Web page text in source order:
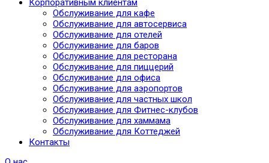
Корпоративным клиентам
Обслуживание для кафе
Обслуживание для автосервиса
Обслуживание для отелей
Обслуживание для баров
Обслуживание для ресторана
Обслуживание для пиццерий
Обслуживание для офиса
Обслуживание для аэропортов
Обслуживание для частных школ
Обслуживание для Фитнес-клубов
Обслуживание для хаммама
Обслуживание для Коттеджей
Контакты